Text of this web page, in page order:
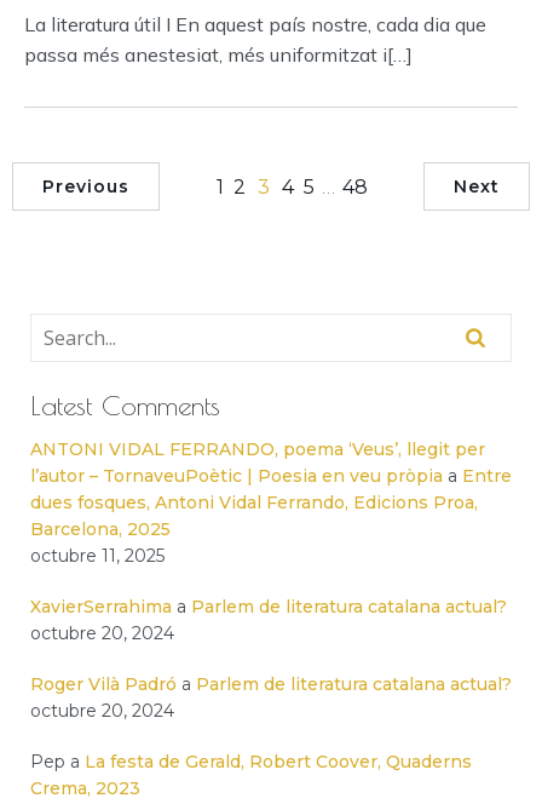
La literatura útil I En aquest país nostre, cada dia que
passa més anestesiat, més uniformitzat i[…]
Previous 1 2 3 4 5 48 Next
Latest Comments
ANTONI VIDAL FERRANDO, poema ‘Veus’, llegit per
l’autor – TornaveuPoètic | Poesia en veu pròpia a Entre
dues fosques, Antoni Vidal Ferrando, Edicions Proa,
Barcelona, 2025
octubre 11, 2025
XavierSerrahima a Parlem de literatura catalana actual?
octubre 20, 2024
Roger Vilà Padró a Parlem de literatura catalana actual?
octubre 20, 2024
Pep a La festa de Gerald, Robert Coover, Quaderns
Crema, 2023